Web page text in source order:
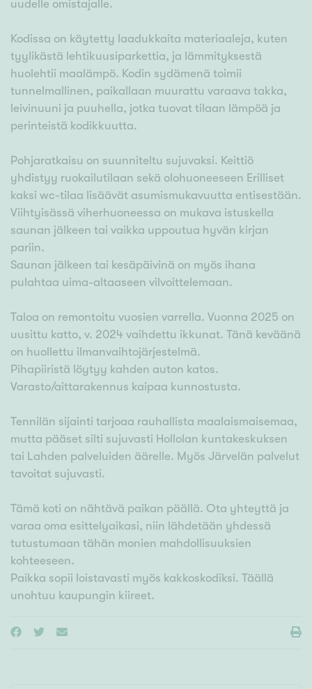
uudelle omistajalle.
Kodissa on käytetty laadukkaita materiaaleja, kuten
tyylikästä lehtikuusiparkettia, ja lämmityksestä
huolehtii maalämpö. Kodin sydämenä toimii
tunnelmallinen, paikallaan muurattu varaava takka,
leivinuuni ja puuhella, jotka tuovat tilaan lämpöä ja
perinteistä kodikkuutta.
Pohjaratkaisu on suunniteltu sujuvaksi. Keittiö
yhdistyy ruokailutilaan sekä olohuoneeseen Erilliset
kaksi wc-tilaa lisäävät asumismukavuutta entisestään.
Viihtyisässä viherhuoneessa on mukava istuskella
saunan jälkeen tai vaikka uppoutua hyvän kirjan
pariin.
Saunan jälkeen tai kesäpäivinä on myös ihana
pulahtaa uima-altaaseen vilvoittelemaan.
Taloa on remontoitu vuosien varrella. Vuonna 2025 on
uusittu katto, v. 2024 vaihdettu ikkunat. Tänä keväänä
on huollettu ilmanvaihtojärjestelmä.
Pihapiiristä löytyy kahden auton katos.
Varasto/aittarakennus kaipaa kunnostusta.
Tennilän sijainti tarjoaa rauhallista maalaismaisemaa,
mutta pääset silti sujuvasti Hollolan kuntakeskuksen
tai Lahden palveluiden äärelle. Myös Järvelän palvelut
tavoitat sujuvasti.
Tämä koti on nähtävä paikan päällä. Ota yhteyttä ja
varaa oma esittelyaikasi, niin lähdetään yhdessä
tutustumaan tähän monien mahdollisuuksien
kohteeseen.
Paikka sopii loistavasti myös kakkoskodiksi. Täällä
unohtuu kaupungin kiireet.